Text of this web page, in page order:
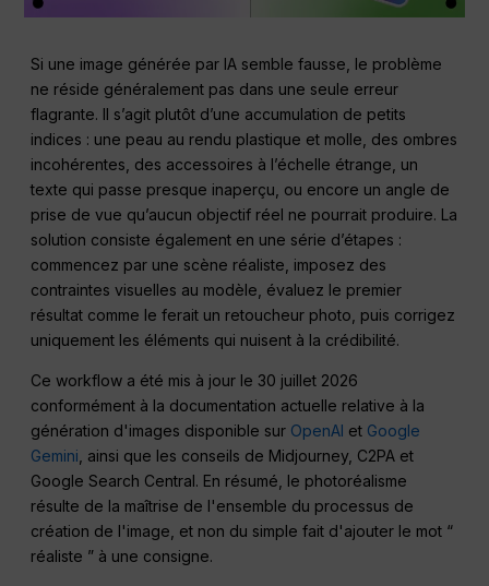
Si une image générée par IA semble fausse, le problème
ne réside généralement pas dans une seule erreur
flagrante. Il s’agit plutôt d’une accumulation de petits
indices : une peau au rendu plastique et molle, des ombres
incohérentes, des accessoires à l’échelle étrange, un
texte qui passe presque inaperçu, ou encore un angle de
prise de vue qu’aucun objectif réel ne pourrait produire. La
solution consiste également en une série d’étapes :
commencez par une scène réaliste, imposez des
contraintes visuelles au modèle, évaluez le premier
résultat comme le ferait un retoucheur photo, puis corrigez
uniquement les éléments qui nuisent à la crédibilité.
Ce workflow a été mis à jour le 30 juillet 2026
conformément à la documentation actuelle relative à la
génération d'images disponible sur OpenAI et Google
Gemini , ainsi que les conseils de Midjourney, C2PA et
Google Search Central. En résumé, le photoréalisme
résulte de la maîtrise de l'ensemble du processus de
création de l'image, et non du simple fait d'ajouter le mot “
réaliste ” à une consigne.